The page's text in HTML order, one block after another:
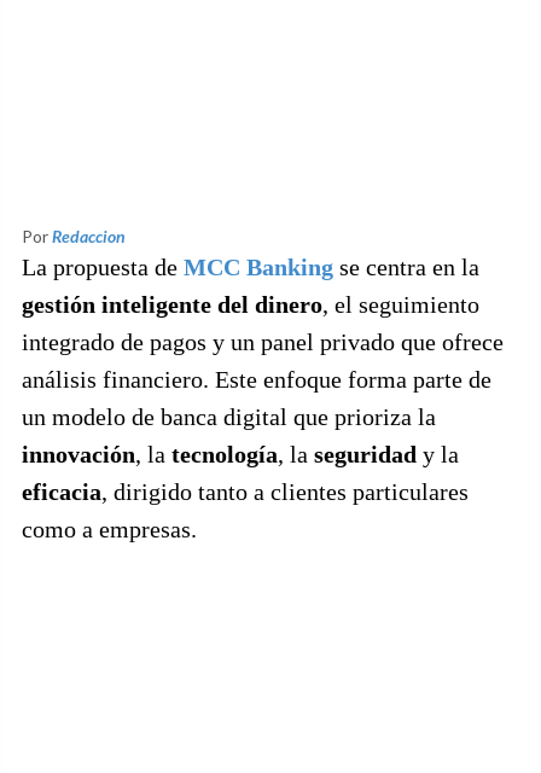
PorRedaccion
La propuesta de MCC Banking se centra en la
gestión inteligente del dinero, el seguimiento
integrado de pagos y un panel privado que ofrece
análisis financiero. Este enfoque forma parte de
un modelo de banca digital que prioriza la
innovación, la tecnología, la seguridad y la
eficacia, dirigido tanto a clientes particulares
como a empresas.